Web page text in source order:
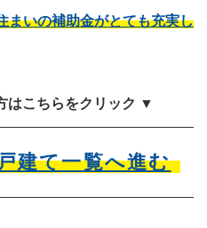
まいの補助金がとても充実し
はこちらをクリック ▼
建て一覧へ進む